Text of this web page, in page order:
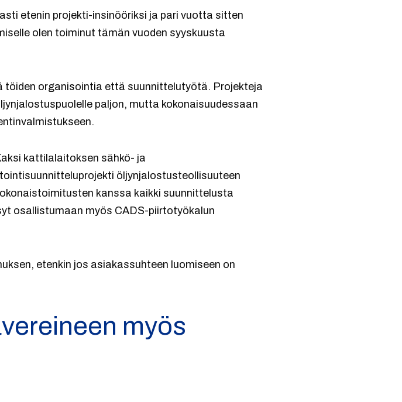
etenin projekti-insinööriksi ja pari vuotta sitten
olen toiminut tämän vuoden syyskuusta
töiden organisointia että suunnittelutyötä. Projekteja
paljon, mutta kokonaisuudessaan
kattilalaitoksen sähkö- ja
öljynjalostusteollisuuteen
kanssa kaikki suunnittelusta
osallistumaan myös CADS-piirtotyökalun
etenkin jos asiakassuhteen luomiseen on
myös